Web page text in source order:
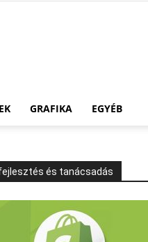
GRAFIKA EGYÉB
és tanácsadás